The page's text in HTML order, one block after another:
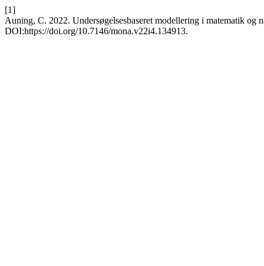
[1]
Auning, C. 2022. Undersøgelsesbaseret modellering i matematik og
DOI:https://doi.org/10.7146/mona.v22i4.134913.